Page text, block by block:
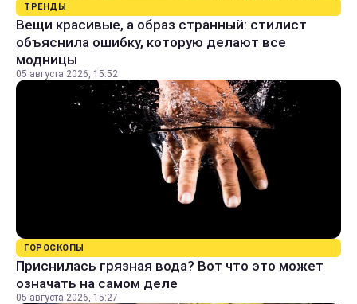
ТРЕНДЫ
Вещи красивые, а образ странный: стилист
объяснила ошибку, которую делают все
модницы
05 августа 2026, 15:52
ГОРОСКОПЫ
Приснилась грязная вода? Вот что это может
означать на самом деле
05 августа 2026, 15:27